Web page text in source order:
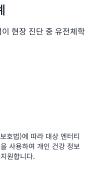
현장 진단 중 유전체학
호법)에 따라 대상 엔터티
사용하여 개인 건강 정보
원합니다.